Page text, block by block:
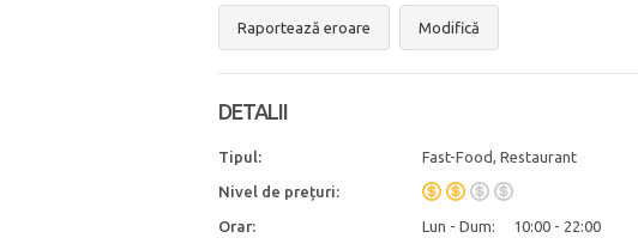
Raportează eroare Modifică
DETALII
Tipul: Fast-Food, Restaurant
Nivel de prețuri:
Orar: Lun - Dum: 10:00 - 22:00